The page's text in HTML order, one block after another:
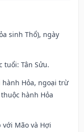
sinh Thổ), ngày
tuổi: Tân Sửu.
hành Hỏa, ngoại trừ
hành Hỏa
Mão và Hợi